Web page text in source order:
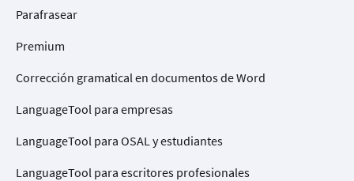
Parafrasear
Premium
Corrección gramatical en documentos de Word
LanguageTool para empresas
LanguageTool para OSAL y estudiantes
LanguageTool para escritores profesionales